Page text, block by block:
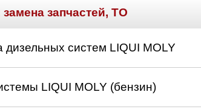
запчастей, ТО
дизельных систем LIQUI MOLY
LIQUI MOLY (бензин)